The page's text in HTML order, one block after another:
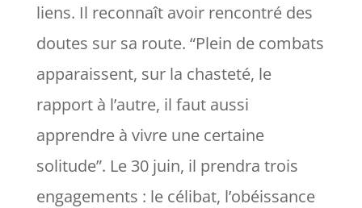
liens. Il reconnaît avoir rencontré des
doutes sur sa route. “Plein de combats
apparaissent, sur la chasteté, le
rapport à l’autre, il faut aussi
apprendre à vivre une certaine
solitude”. Le 30 juin, il prendra trois
engagements : le célibat, l’obéissance